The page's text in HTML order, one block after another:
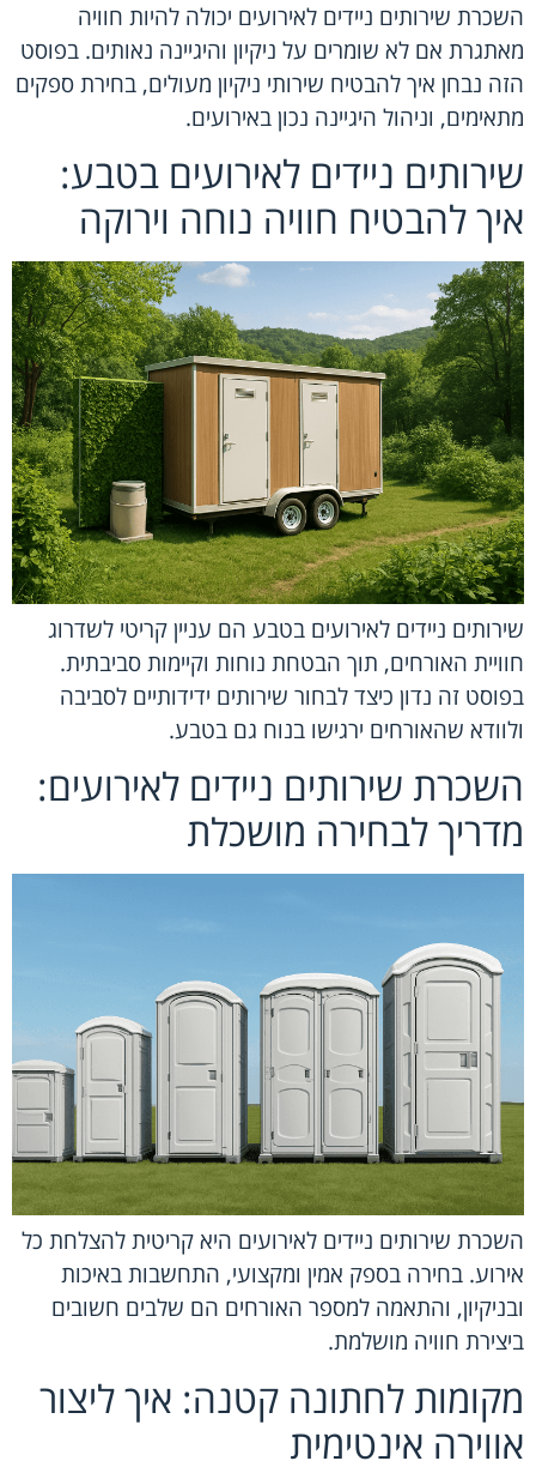
השכרת שירותים ניידים לאירועים יכולה להיות חוויה
מאתגרת אם לא שומרים על ניקיון והיגיינה נאותים. בפוסט
הזה נבחן איך להבטיח שירותי ניקיון מעולים, בחירת ספקים
מתאימים, וניהול היגיינה נכון באירועים.
שירותים ניידים לאירועים בטבע:
איך להבטיח חוויה נוחה וירוקה
שירותים ניידים לאירועים בטבע הם עניין קריטי לשדרוג
חוויית האורחים, תוך הבטחת נוחות וקיימות סביבתית.
בפוסט זה נדון כיצד לבחור שירותים ידידותיים לסביבה
ולוודא שהאורחים ירגישו בנוח גם בטבע.
השכרת שירותים ניידים לאירועים:
מדריך לבחירה מושכלת
השכרת שירותים ניידים לאירועים היא קריטית להצלחת כל
אירוע. בחירה בספק אמין ומקצועי, התחשבות באיכות
ובניקיון, והתאמה למספר האורחים הם שלבים חשובים
ביצירת חוויה מושלמת.
מקומות לחתונה קטנה: איך ליצור
אווירה אינטימית